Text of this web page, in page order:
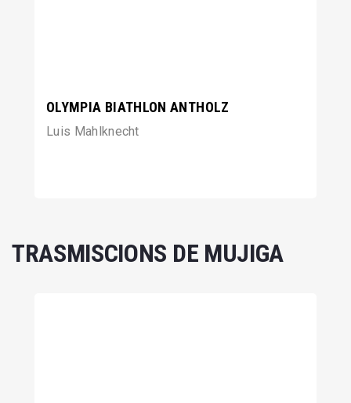
OLYMPIA BIATHLON ANTHOLZ
Luis Mahlknecht
TRASMISCIONS DE MUJIGA